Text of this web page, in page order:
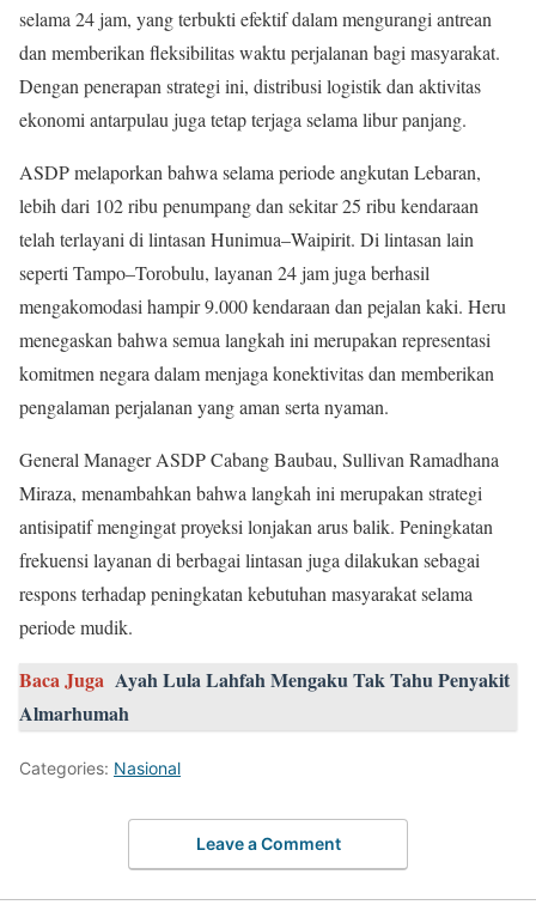
selama 24 jam, yang terbukti efektif dalam mengurangi antrean
dan memberikan fleksibilitas waktu perjalanan bagi masyarakat.
Dengan penerapan strategi ini, distribusi logistik dan aktivitas
ekonomi antarpulau juga tetap terjaga selama libur panjang.
ASDP melaporkan bahwa selama periode angkutan Lebaran,
lebih dari 102 ribu penumpang dan sekitar 25 ribu kendaraan
telah terlayani di lintasan Hunimua–Waipirit. Di lintasan lain
seperti Tampo–Torobulu, layanan 24 jam juga berhasil
mengakomodasi hampir 9.000 kendaraan dan pejalan kaki. Heru
menegaskan bahwa semua langkah ini merupakan representasi
komitmen negara dalam menjaga konektivitas dan memberikan
pengalaman perjalanan yang aman serta nyaman.
General Manager ASDP Cabang Baubau, Sullivan Ramadhana
Miraza, menambahkan bahwa langkah ini merupakan strategi
antisipatif mengingat proyeksi lonjakan arus balik. Peningkatan
frekuensi layanan di berbagai lintasan juga dilakukan sebagai
respons terhadap peningkatan kebutuhan masyarakat selama
periode mudik.
Baca Juga Ayah Lula Lahfah Mengaku Tak Tahu Penyakit
Almarhumah
Categories: Nasional
Leave a Comment